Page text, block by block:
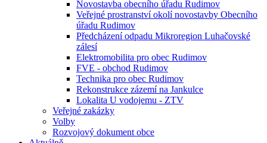
Novostavba obecního úřadu Rudimov
Veřejné prostranství okolí novostavby Obecního
úřadu Rudimov
Předcházení odpadu Mikroregion Luhačovské
zálesí
Elektromobilita pro obec Rudimov
FVE - obchod Rudimov
Technika pro obec Rudimov
Rekonstrukce zázemí na Jankulce
Lokalita U vodojemu - ZTV
Veřejné zakázky
Volby
Rozvojový dokument obce